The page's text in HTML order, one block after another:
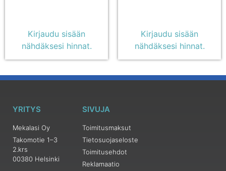
Kirjaudu sisään
nähdäksesi hinnat.
Kirjaudu sisään
nähdäksesi hinnat.
YRITYS
Mekalasi Oy
Takomotie 1–3
2.krs
00380 Helsinki
SIVUJA
Toimitusmaksut
Tietosuojaseloste
Toimitusehdot
Reklamaatio